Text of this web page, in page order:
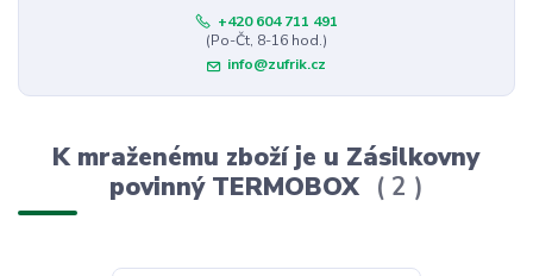
+420 604 711 491
(Po-Čt, 8-16 hod.)
info@zufrik.cz
K mraženému zboží je u Zásilkovny
povinný TERMOBOX
2